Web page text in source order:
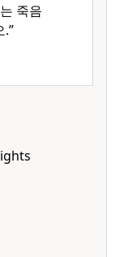
죽음
.”